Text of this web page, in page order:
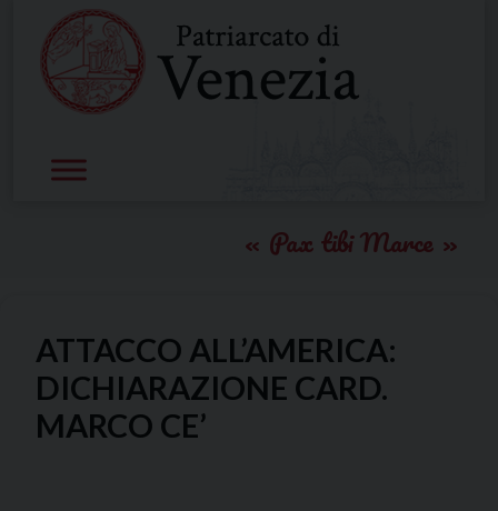
content
Pax tibi Marce
ATTACCO ALL’AMERICA:
DICHIARAZIONE CARD.
MARCO CE’